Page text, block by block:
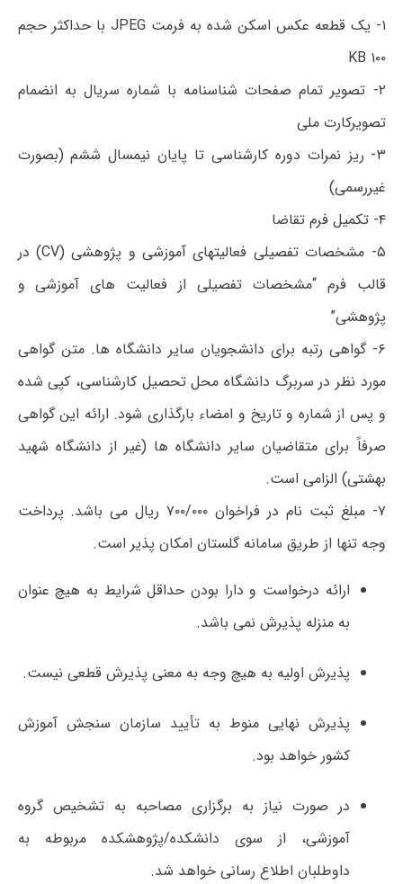
۱- یک قطعه عکس اسکن شده به فرمت JPEG با حداکثر حجم
۱۰۰ KB
۲- تصویر تمام صفحات شناسنامه با شماره سریال به انضمام
تصویرکارت ملی
۳- ریز نمرات دوره کارشناسی تا پایان نیمسال ششم (بصورت
غیررسمی)
۴- تکمیل فرم تقاضا
۵- مشخصات تفصیلی فعالیتهای آموزشی و پژوهشی (CV) در
قالب فرم “مشخصات تفصیلی از فعالیت های آموزشی و
پژوهشی”
۶- گواهی رتبه برای دانشجویان سایر دانشگاه ها. متن گواهی
مورد نظر در سربرگ دانشگاه محل تحصیل کارشناسی، کپی شده
و پس از شماره و تاریخ و امضاء بارگذاری شود. ارائه این گواهی
صرفاً برای متقاضیان سایر دانشگاه ها (غیر از دانشگاه شهید
بهشتی) الزامی است.
۷- مبلغ ثبت نام در فراخوان ۷۰۰/۰۰۰ ریال می باشد. پرداخت
وجه تنها از طریق سامانه گلستان امکان پذیر است.
ارائه درخواست و دارا بودن حداقل شرایط به هیچ عنوان
به منزله پذیرش نمی باشد.
پذیرش اولیه به هیچ وجه به معنی پذیرش قطعی نیست.
پذیرش نهایی منوط به تأیید سازمان سنجش آموزش
کشور خواهد بود.
در صورت نیاز به برگزاری مصاحبه به تشخیص گروه
آموزشی، از سوی دانشکده/پژوهشکده مربوطه به
داوطلبان اطلاع رسانی خواهد شد.